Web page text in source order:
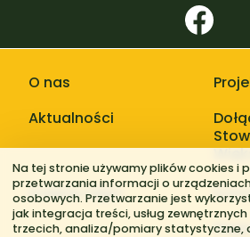
O nas
Aktualności
Galerie zdjęć
Na tej stronie używamy plików cookies i
przetwarzania informacji o
osobowych. Przetwarzanie jest
jak integracja treści, usług
trzecich, analiza/pomiary statystyczne,